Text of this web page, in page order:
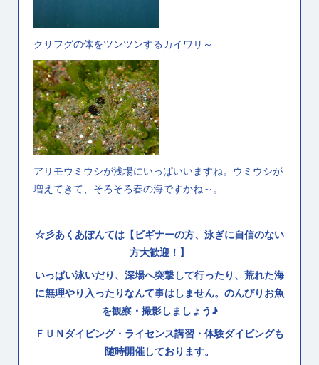
クサフグの体をツンツンするカイワリ～
アリモウミウシが浅場にいっぱいいますね。ウミウシが
増えてきて、そろそろ春の海ですかね～。
☆彡あくあぽんては【ビギナーの方、泳ぎに自信のない
方大歓迎！】
いっぱい泳いだり、深場へ突撃して行ったり、荒れた海
に無理やり入ったりなんて事はしません。のんびりお魚
を観察・撮影しましょう♪
ＦＵＮダイビング・ライセンス講習・体験ダイビングも
随時開催しております。